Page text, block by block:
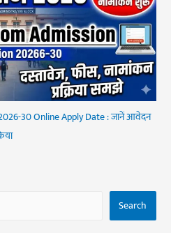
30 Online Apply Date : जानें आवेदन
Search